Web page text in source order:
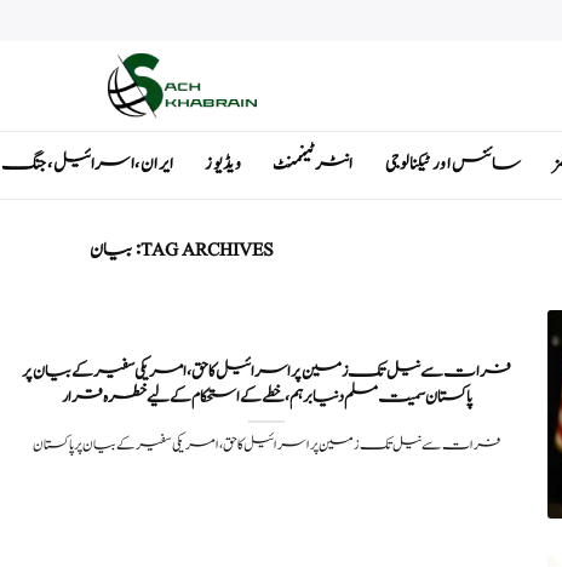
سائنس اور ٹیکنالوجی انٹرٹینمنٹ ویڈیوز ایران ، اسرائیل ، جنگ
TAG ARCHIVES: بیان
فرات سے نیل تک زمین پر اسرائیل کا حق، امریکی سفیر کے بیان پر
پاکستان سمیت مسلم دنیا برہم، خطے کے استحکام کے لیے خطرہ قرار
فرات سے نیل تک زمین پر اسرائیل کا حق، امریکی سفیر کے بیان پر پاکستان